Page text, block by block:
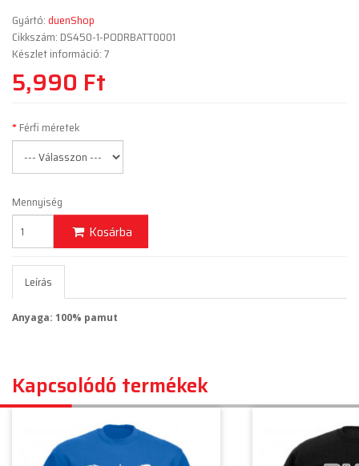
Gyártó:duenShop
Cikkszám: DS450-1-PODRBATT0001
Készlet információ: 7
5,990 Ft
Férfi méretek
Mennyiség
Kosárba
Leírás
Anyaga: 100% pamut
Kapcsolódó termékek